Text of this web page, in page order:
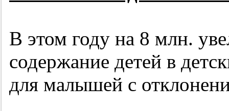
В этом году на 8 млн.
содержание детей в
для малышей с